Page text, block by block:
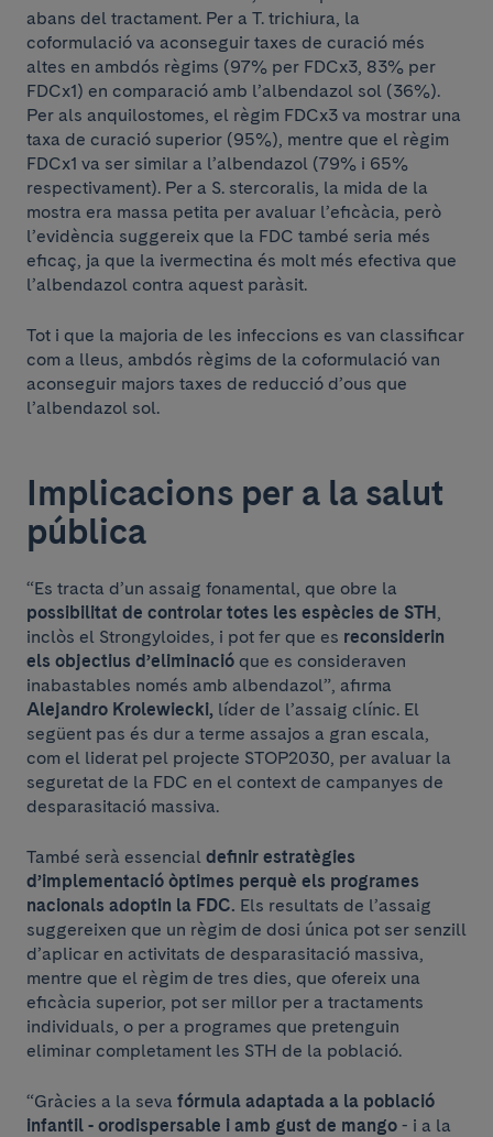
abans del tractament. Per a T. trichiura, la
coformulació va aconseguir taxes de curació més
altes en ambdós règims (97% per FDCx3, 83% per
FDCx1) en comparació amb l’albendazol sol (36%).
Per als anquilostomes, el règim FDCx3 va mostrar una
taxa de curació superior (95%), mentre que el règim
FDCx1 va ser similar a l’albendazol (79% i 65%
respectivament). Per a S. stercoralis, la mida de la
mostra era massa petita per avaluar l’eficàcia, però
l’evidència suggereix que la FDC també seria més
eficaç, ja que la ivermectina és molt més efectiva que
l’albendazol contra aquest paràsit.
Tot i que la majoria de les infeccions es van classificar
com a lleus, ambdós règims de la coformulació van
aconseguir majors taxes de reducció d’ous que
l’albendazol sol.
Implicacions per a la salut
pública
“Es tracta d’un assaig fonamental, que obre la
possibilitat de controlar totes les espècies de STH,
inclòs el Strongyloides, i pot fer que es reconsiderin
els objectius d’eliminació que es consideraven
inabastables només amb albendazol”, afirma
Alejandro Krolewiecki, líder de l’assaig clínic. El
següent pas és dur a terme assajos a gran escala,
com el liderat pel projecte STOP2030, per avaluar la
seguretat de la FDC en el context de campanyes de
desparasitació massiva.
També serà essencial definir estratègies
d’implementació òptimes perquè els programes
nacionals adoptin la FDC. Els resultats de l’assaig
suggereixen que un règim de dosi única pot ser senzill
d’aplicar en activitats de desparasitació massiva,
mentre que el règim de tres dies, que ofereix una
eficàcia superior, pot ser millor per a tractaments
individuals, o per a programes que pretenguin
eliminar completament les STH de la població.
“Gràcies a la seva fórmula adaptada a la població
infantil - orodispersable i amb gust de mango - i a la